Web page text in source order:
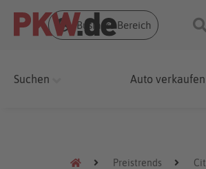
Business Bereich
Suchen Auto verkaufen
Preistrends